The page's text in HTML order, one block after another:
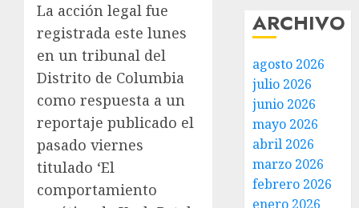
La acción legal fue
registrada este lunes
en un tribunal del
Distrito de Columbia
como respuesta a un
reportaje publicado el
pasado viernes
titulado ‘El
comportamiento
ARCHIVO
agosto 2026
julio 2026
junio 2026
mayo 2026
abril 2026
marzo 2026
febrero 2026
enero 2026